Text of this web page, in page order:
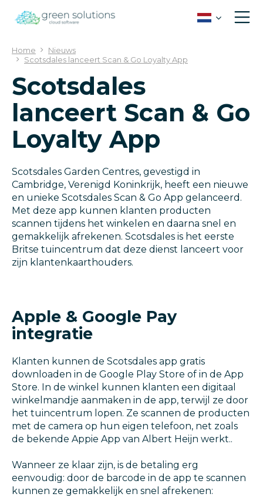
Home
Nieuws
Scotsdales lanceert Scan & Go Loyalty App
Scotsdales
lanceert Scan & Go
Loyalty App
Scotsdales Garden Centres, gevestigd in
Cambridge, Verenigd Koninkrijk, heeft een nieuwe
en unieke Scotsdales Scan & Go App gelanceerd.
Met deze app kunnen klanten producten
scannen tijdens het winkelen en daarna snel en
gemakkelijk afrekenen. Scotsdales is het eerste
Britse tuincentrum dat deze dienst lanceert voor
zijn klantenkaarthouders.
Apple & Google Pay
integratie
Klanten kunnen de Scotsdales app gratis
downloaden in de Google Play Store of in de App
Store. In de winkel kunnen klanten een digitaal
winkelmandje aanmaken in de app, terwijl ze door
het tuincentrum lopen. Ze scannen de producten
met de camera op hun eigen telefoon, net zoals
de bekende Appie App van Albert Heijn werkt..
Wanneer ze klaar zijn, is de betaling erg
eenvoudig: door de barcode in de app te scannen
kunnen ze gemakkelijk en snel afrekenen: